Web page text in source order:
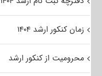
زمان کنکور ارشد ۱۴۰۴
محرومیت از کنکور ارشد